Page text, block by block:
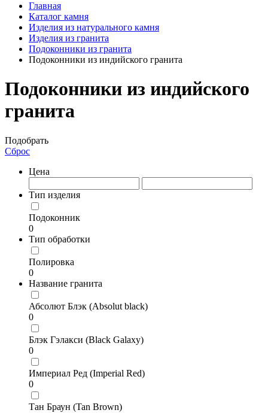
Главная
Каталог камня
Изделия из натурального камня
Изделия из гранита
Подоконники из гранита
Подоконники из индийского гранита
Подоконники из индийского
гранита
Подобрать
Сброс
Цена
Тип изделия
Подоконник
0
Тип обработки
Полировка
0
Название гранита
Абсолют Блэк (Absolut black)
0
Блэк Гэлакси (Black Galaxy)
0
Империал Ред (Imperial Red)
0
Тан Браун (Tan Brown)